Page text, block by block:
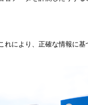
れにより、正確な情報に基